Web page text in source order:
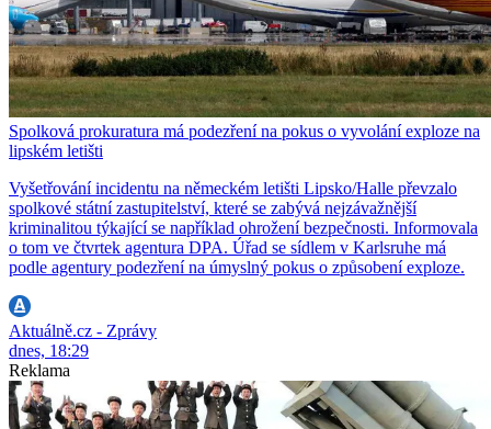
Spolková prokuratura má podezření na pokus o vyvolání exploze na
lipském letišti
Vyšetřování incidentu na německém letišti Lipsko/Halle převzalo
spolkové státní zastupitelství, které se zabývá nejzávažnější
kriminalitou týkající se například ohrožení bezpečnosti. Informovala
o tom ve čtvrtek agentura DPA. Úřad se sídlem v Karlsruhe má
podle agentury podezření na úmyslný pokus o způsobení exploze.
Aktuálně.cz - Zprávy
dnes, 18:29
Reklama